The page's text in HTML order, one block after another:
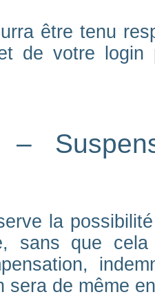
être tenu
de votre
–
la
sans que
sera de même